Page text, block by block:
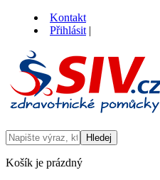
Kontakt
Přihlásit |
Košík je prázdný